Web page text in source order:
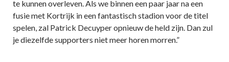
te kunnen overleven. Als we binnen een paar jaar na een
fusie met Kortrijk in een fantastisch stadion voor de titel
spelen, zal Patrick Decuyper opnieuw de held zijn. Dan zul
je diezelfde supporters niet meer horen morren.”